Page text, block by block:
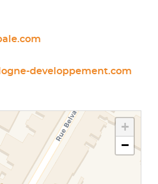
developpement.com
+
−